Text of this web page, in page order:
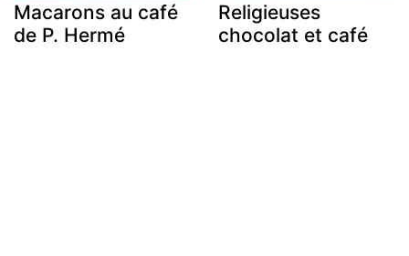
Macarons au café
de P. Hermé
Religieuses
chocolat et café